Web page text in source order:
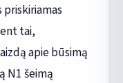
tai,
apie būsimą
N1 šeimą